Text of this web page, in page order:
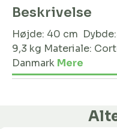
Beskrivelse
Højde: 40 cm
9,3 kg Materiale:
Danmark Mere